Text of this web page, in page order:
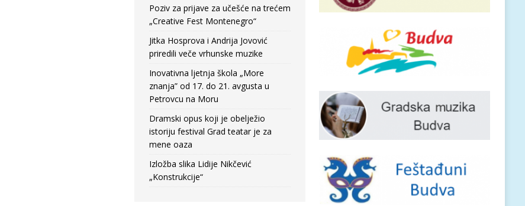
Poziv za prijave za učešće na trećem
„Creative Fest Montenegro“
Jitka Hosprova i Andrija Jovović
priredili veče vrhunske muzike
Inovativna ljetnja škola „More
znanja” od 17. do 21. avgusta u
Petrovcu na Moru
Dramski opus koji je obelježio
istoriju festival Grad teatar je za
mene oaza
Izložba slika Lidije Nikčević
„Konstrukcije“